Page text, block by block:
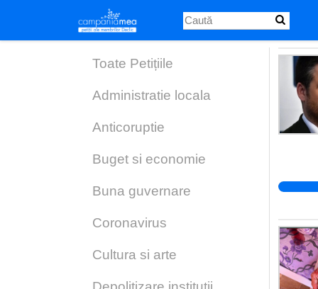
main
Toate Petițiile
Administratie locala
Anticoruptie
Buget si economie
Buna guvernare
Coronavirus
Cultura si arte